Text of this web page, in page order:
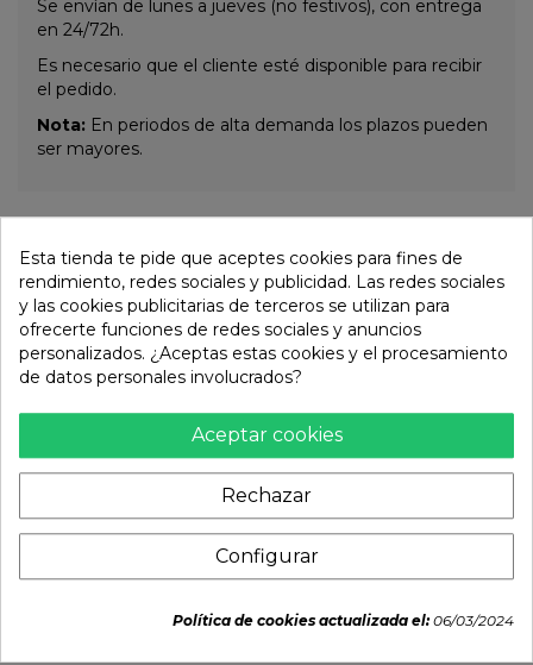
Se envían de lunes a jueves (no festivos), con entrega
en 24/72h.
Es necesario que el cliente esté disponible para recibir
el pedido.
Nota: En periodos de alta demanda los plazos pueden
ser mayores.
Otros productos de la misma
categoría:
Incienso DIOSA. 250g
Incienso Sandalwood
"Morningstar". 50sticks.
Esta tienda te pide que aceptes cookies para fines de
rendimiento, redes sociales y publicidad. Las redes sociales
y las cookies publicitarias de terceros se utilizan para
ofrecerte funciones de redes sociales y anuncios
personalizados. ¿Aceptas estas cookies y el procesamiento
de datos personales involucrados?
Aceptar cookies
Rechazar
Configurar
Política de cookies actualizada el:06/03/2024